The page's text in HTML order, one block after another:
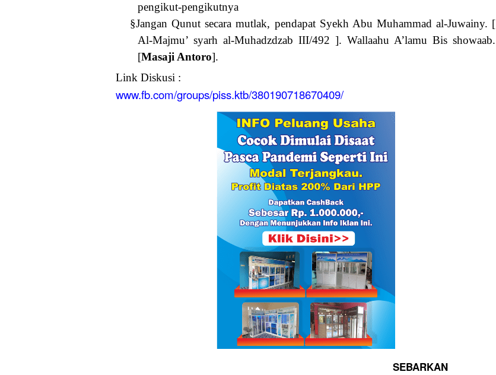
pengikut-pengikutnya
§Jangan Qunut secara mutlak, pendapat Syekh Abu Muhammad al-Juwainy. [
Al-Majmu’ syarh al-Muhadzdzab III/492 ]. Wallaahu A’lamu Bis showaab.
[Masaji Antoro].
Link Diskusi :
www.fb.com/groups/piss.ktb/380190718670409/
SEBARKAN